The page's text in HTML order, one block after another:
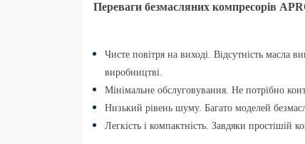
Переваги безмасляних компресорів
Чисте повітря на виході. Відсутність масла
виробництві.
Мінімальне обслуговування. Не потрібно
Низький рівень шуму. Багато моделей
Легкість і компактність. Завдяки простішій